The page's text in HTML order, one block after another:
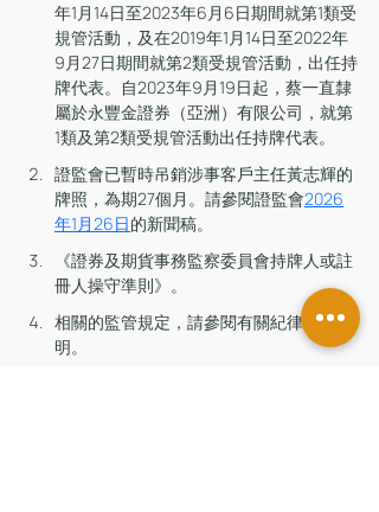
年1月14日至2023年6月6日期間就第1類受
規管活動，及在2019年1月14日至2022年
9月27日期間就第2類受規管活動，出任持
牌代表。自2023年9月19日起，蔡一直隸
屬於永豐金證券（亞洲）有限公司，就第
1類及第2類受規管活動出任持牌代表。
證監會已暫時吊銷涉事客戶主任黃志輝的
牌照，為期27個月。請參閱證監會2026
年1月26日的新聞稿。
《證券及期貨事務監察委員會持牌人或註
冊人操守準則》。
相關的監管規定，請參閱有關紀律行動聲
明。